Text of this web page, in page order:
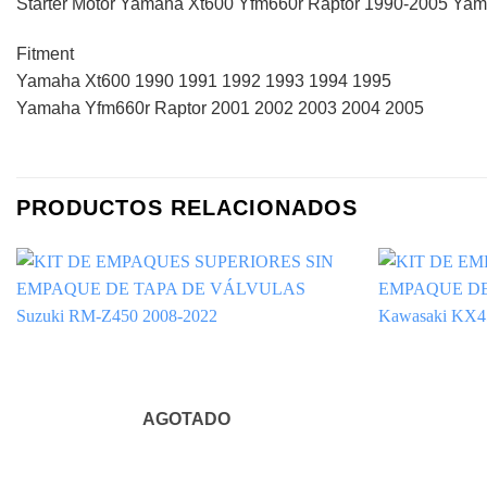
Starter Motor Yamaha Xt600 Yfm660r Raptor 1990-2005
Fitment
Yamaha Xt600 1990 1991 1992 1993 1994 1995
Yamaha Yfm660r Raptor 2001 2002 2003 2004 2005
PRODUCTOS RELACIONADOS
AGOTADO